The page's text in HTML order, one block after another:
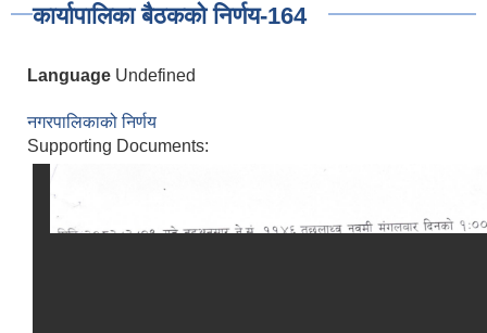
कार्यापालिका बैठकको निर्णय-164
Language Undefined
नगरपालिकाको निर्णय
Supporting Documents: